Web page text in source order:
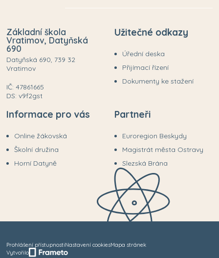
Základní škola
Vratimov, Datyňská
690
Datyňská 690, 739 32
Vratimov
IČ: 47861665
DS: v9f2gst
Užitečné odkazy
Úřední deska
Přijímací řízení
Dokumenty ke stažení
Informace pro vás
Online žákovská
Školní družina
Horní Datyně
Partneři
Euroregion Beskydy
Magistrát města Ostravy
Slezská Brána
Prohlášení přístupnostiNastavení cookiesMapa stránek
Vytvořilo